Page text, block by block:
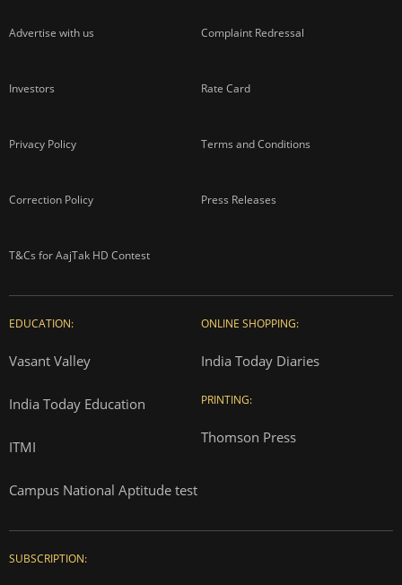
Advertise with us Complaint Redressal
Investors Rate Card
Privacy Policy Terms and Conditions
Correction Policy Press Releases
T&Cs for AajTak HD Contest
EDUCATION:
Vasant Valley
India Today Education
ITMI
Campus National Aptitude test
ONLINE SHOPPING:
India Today Diaries
PRINTING:
Thomson Press
SUBSCRIPTION: